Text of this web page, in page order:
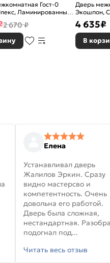
Гост-0
Ламинированные
глухая,
щитовая
2 670 ₽
Дверь
Экошпон,
4 635₽
В
Елена
Устанавливал дверь
Жалилов Эркин. Сразу
видно мастерсво и
компетентность. Очень
довольна его работой.
Дверь была сложная,
нестандартная.
подогнал под...
Читать весь отзыв